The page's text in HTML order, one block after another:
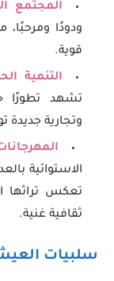
المجتمع
ودودًا
قوية.
التنمية
تشهد تطورًا
وتجارية جديدة
الاستوائية
تعكس تراثها
ثقافية غنية.
سلبيات